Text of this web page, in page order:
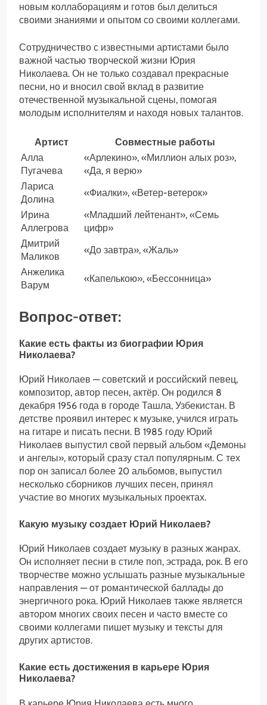
новым коллаборациям и готов был делиться
своими знаниями и опытом со своими коллегами.
Сотрудничество с известными артистами было
важной частью творческой жизни Юрия
Николаева. Он не только создавал прекрасные
песни, но и вносил свой вклад в развитие
отечественной музыкальной сцены, помогая
молодым исполнителям и находя новых талантов.
Артист
Совместные работы
Алла
Пугачева
«Арлекино», «Миллион алых роз»,
«Да, я верю»
Лариса
Долина
«Фиалки», «Ветер-ветерок»
Ирина
Аллегрова
«Младший лейтенант», «Семь
цифр»
Дмитрий
Маликов
«До завтра», «Жаль»
Анжелика
Варум
«Капелькою», «Бессонница»
Вопрос-ответ:
Какие есть факты из биографии Юрия
Николаева?
Юрий Николаев — советский и российский певец,
композитор, автор песен, актёр. Он родился 8
декабря 1956 года в городе Ташла, Узбекистан. В
детстве проявил интерес к музыке, учился играть
на гитаре и писать песни. В 1985 году Юрий
Николаев выпустил свой первый альбом «Демоны
и ангелы», который сразу стал популярным. С тех
пор он записал более 20 альбомов, выпустил
несколько сборников лучших песен, принял
участие во многих музыкальных проектах.
Какую музыку создает Юрий Николаев?
Юрий Николаев создает музыку в разных жанрах.
Он исполняет песни в стиле поп, эстрада, рок. В его
творчестве можно услышать разные музыкальные
направления — от романтической баллады до
энергичного рока. Юрий Николаев также является
автором многих своих песен и часто вместе со
своими коллегами пишет музыку и тексты для
других артистов.
Какие есть достижения в карьере Юрия
Николаева?